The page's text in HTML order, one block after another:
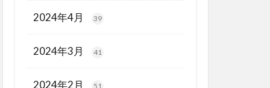
2024年4月 39
2024年3月 41
2024年2月 51